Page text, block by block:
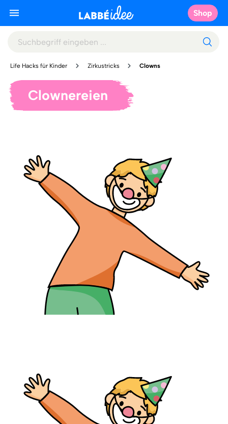
Shop
Life Hacks für Kinder Zirkustricks Clowns
Clownereien